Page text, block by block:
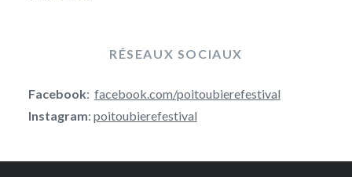
RÉSEAUX SOCIAUX
Facebook: facebook.com/poitoubierefestival
Instagram: poitoubierefestival